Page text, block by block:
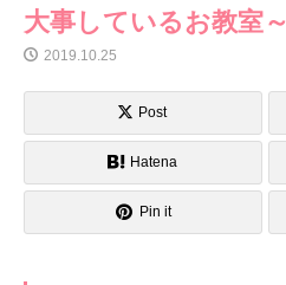
大事しているお教室～
2019.10.25
Post
Hatena
Pin it